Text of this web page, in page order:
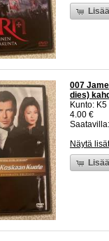
007
dies)
Kunto:
4.00 €
Näytä